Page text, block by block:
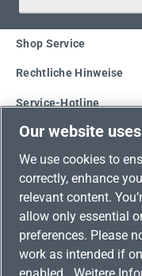
Service-Hotline
Shop Service
Rechtliche Hinweise
Unsere Vorteile
Versandarten
Zahlungsarten
Adresse
Umweltschutz &
Our website
We use cookies to
correctly, enhance
relevant content.
allow only essential
preferences. Please
work as intended if